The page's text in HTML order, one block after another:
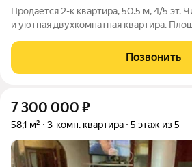
Продается 2-к квартира, 50.5 м, 4/5 эт. Чита, ул. Малая Светлая
и уютная двухкомнатная квартира. Площадь:
сторонам). Кухня: 9,9 м Санузел:
утренних
Позвонить
7 300 000 ₽
58,1 м² 3-комн. квартира 5 этаж из 5